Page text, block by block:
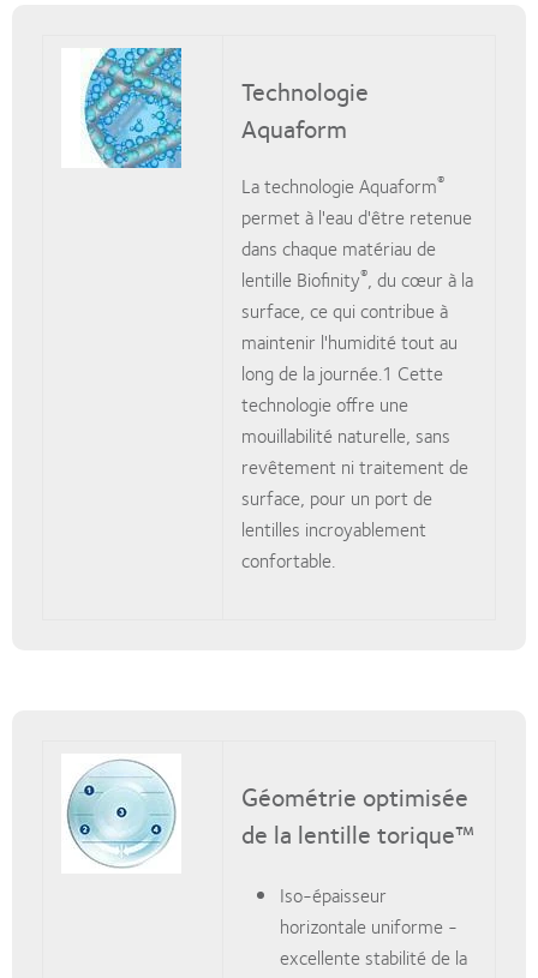
Technologie
Aquaform
La technologie Aquaform®
permet à l'eau d'être retenue
dans chaque matériau de
lentille Biofinity®, du cœur à la
surface, ce qui contribue à
maintenir l'humidité tout au
long de la journée.1 Cette
technologie offre une
mouillabilité naturelle, sans
revêtement ni traitement de
surface, pour un port de
lentilles incroyablement
confortable.
Géométrie optimisée
de la lentille torique™
Iso-épaisseur
horizontale uniforme -
excellente stabilité de la